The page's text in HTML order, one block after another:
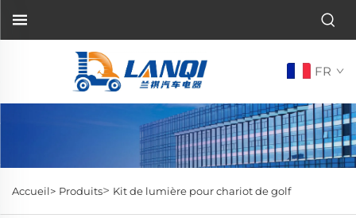
FR
Accueil> Produits> Kit de lumière pour chariot de golf